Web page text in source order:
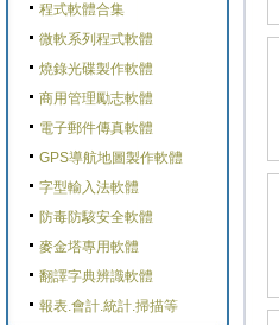
程式軟體合集
微軟系列程式軟體
燒錄光碟製作軟體
商用管理勵志軟體
電子郵件傳真軟體
GPS導航地圖製作軟體
字型輸入法軟體
防毒防駭安全軟體
麥金塔專用軟體
翻譯字典辨識軟體
報表.會計.統計.掃描等